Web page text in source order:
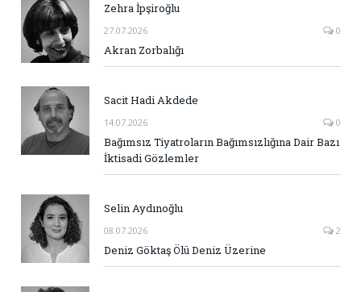
Zehra İpşiroğlu
27.07.2026 0
Akran Zorbalığı
Sacit Hadi Akdede
14.07.2026 0
Bağımsız Tiyatroların Bağımsızlığına Dair Bazı
İktisadi Gözlemler
Selin Aydınoğlu
08.07.2026 2
Deniz Göktaş Ölü Deniz Üzerine